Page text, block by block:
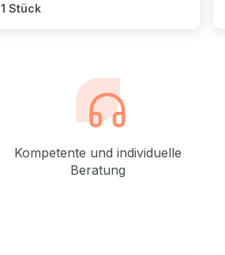
1 Stück
Kompetente und individuelle
Beratung